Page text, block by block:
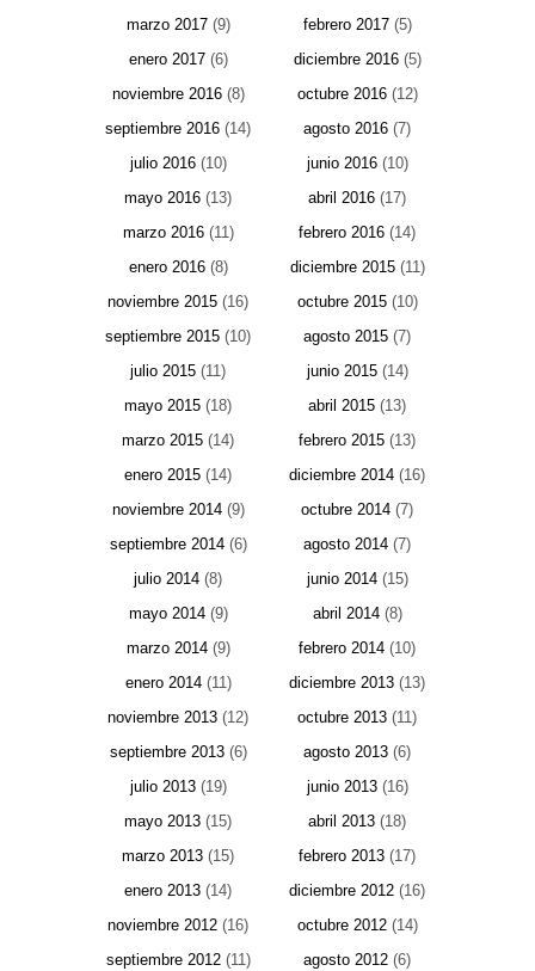
marzo 2017(9) febrero 2017(5)
enero 2017(6) diciembre 2016(5)
noviembre 2016(8) octubre 2016(12)
septiembre 2016 (14) agosto 2016 (7)
julio 2016(10) junio 2016(10)
mayo 2016 (13) abril 2016 (17)
marzo 2016(11) febrero 2016 (14)
enero 2016(8) diciembre 2015(11)
noviembre 2015 (16) octubre 2015(10)
septiembre 2015 (10) agosto 2015 (7)
julio 2015 (11) junio 2015(14)
mayo 2015 (18) abril 2015 (13)
marzo 2015 (14) febrero 2015 (13)
enero 2015 (14) diciembre 2014 (16)
noviembre 2014(9) octubre 2014 (7)
septiembre 2014(6) agosto 2014 (7)
julio 2014 (8) junio 2014(15)
mayo 2014(9) abril 2014(8)
marzo 2014(9) febrero 2014 (10)
enero 2014(11) diciembre 2013 (13)
noviembre 2013 (12) octubre 2013 (11)
septiembre 2013(6) agosto 2013 (6)
julio 2013(19) junio 2013(16)
mayo 2013 (15) abril 2013 (18)
marzo 2013 (15) febrero 2013 (17)
enero 2013 (14) diciembre 2012 (16)
noviembre 2012 (16) octubre 2012(14)
septiembre 2012(11) agosto 2012 (6)